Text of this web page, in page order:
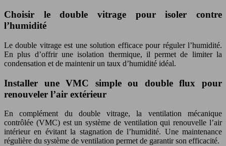
Choisir le double vitrage pour isoler contre
l’humidité
Le double vitrage est une solution efficace pour réguler l’humidité.
En plus d’offrir une isolation thermique, il permet de limiter la
condensation et de maintenir un taux d’humidité idéal.
Installer une VMC simple ou double flux pour
renouveler l’air extérieur
En complément du double vitrage, la ventilation mécanique
contrôlée (VMC) est un système de ventilation qui renouvelle l’air
intérieur en évitant la stagnation de l’humidité. Une maintenance
régulière du système de ventilation permet de garantir son efficacité.